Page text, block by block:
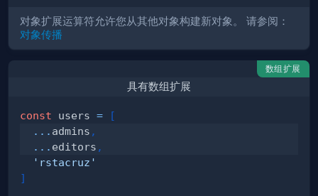
对象扩展运算符允许您从其他对象构建新对象。 请参阅：
对象传播
数组扩展
具有数组扩展
const users =
[
... admins ,
... editors ,
'rstacruz'
]